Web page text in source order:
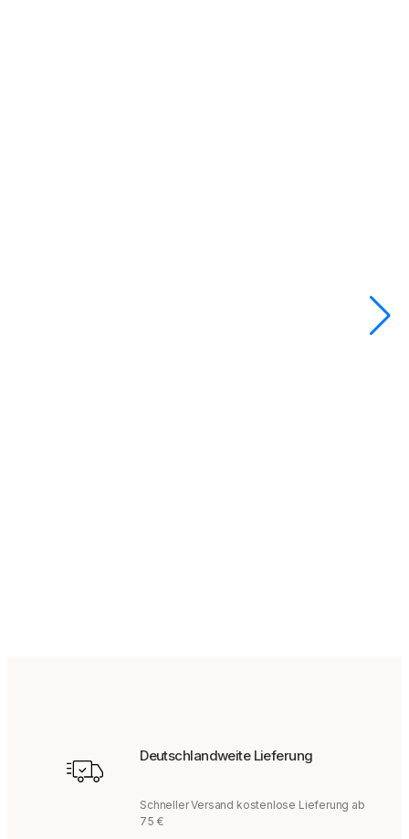
Deutschlandweite Lieferung
Schneller Versand kostenlose Lieferung ab
75 €